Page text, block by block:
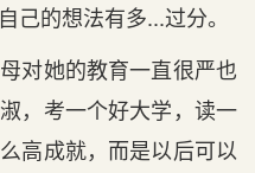
己的想法有多...过分。
对她的教育一直很严也
，考一个好大学，读一
高成就，而是以后可以